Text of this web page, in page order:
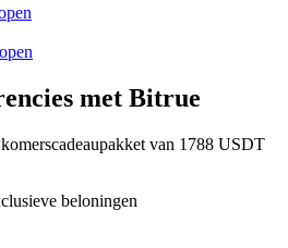
met Bitrue
van 1788 USDT
beloningen